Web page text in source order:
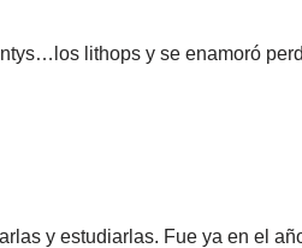
lithops y se enamoró
y estudiarlas. Fue ya en el